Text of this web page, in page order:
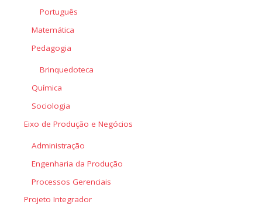
Português
Matemática
Pedagogia
Brinquedoteca
Química
Sociologia
Eixo de Produção e Negócios
Administração
Engenharia da Produção
Processos Gerenciais
Projeto Integrador